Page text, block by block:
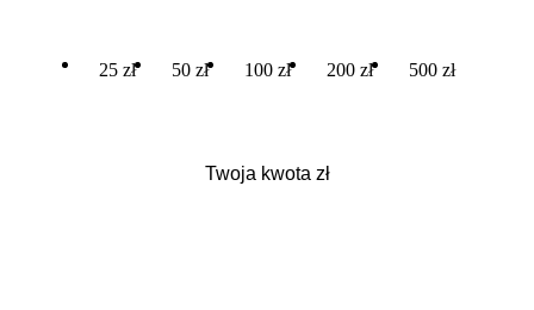
25 zł 50 zł 100 zł 200 zł 500 zł